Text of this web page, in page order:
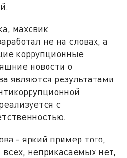
маховик
не на словах, а
коррупционные
новости о
являются результатами
с
- яркий пример того,
неприкасаемых нет,